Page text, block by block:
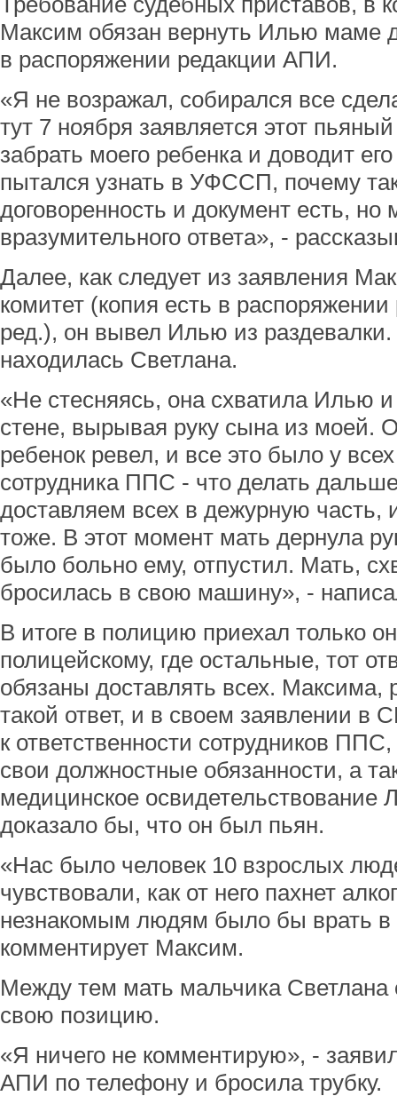
Максим обязан вернуть Илью маме
в распоряжении редакции АПИ.
«Я не возражал, собирался все
тут 7 ноября заявляется этот
забрать моего ребенка и доводит
пытался узнать в УФССП, почему
договоренность и документ есть, но
вразумительного ответа», -
Далее, как следует из заявления
комитет (копия есть в
ред.), он вывел Илью из
находилась Светлана.
«Не стесняясь, она схватила Илью
стене, вырывая руку сына из моей.
ребенок ревел, и все это было у
сотрудника ППС - что делать
доставляем всех в дежурную часть,
тоже. В этот момент мать дернула
было больно ему, отпустил. Мать,
бросилась в свою машину», -
В итоге в полицию приехал только
полицейскому, где остальные, тот
обязаны доставлять всех. Максима,
такой ответ, и в своем заявлении в
к ответственности сотрудников
свои должностные обязанности, а
медицинское освидетельствование
доказало бы, что он был пьян.
«Нас было человек 10 взрослых
чувствовали, как от него пахнет
незнакомым людям было бы врать в
комментирует Максим.
Между тем мать мальчика Светлана
свою позицию.
«Я ничего не комментирую», -
АПИ по телефону и бросила трубку.